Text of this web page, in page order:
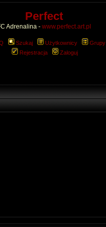
Perfect
Adrenalina - www.perfect.art.pl
Szukaj Użytkownicy
Grupy
Rejestracja
Zaloguj